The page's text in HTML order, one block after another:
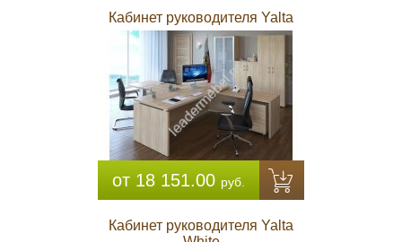
Кабинет руководителя Yalta
от 18 151.00 руб.
Кабинет руководителя Yalta